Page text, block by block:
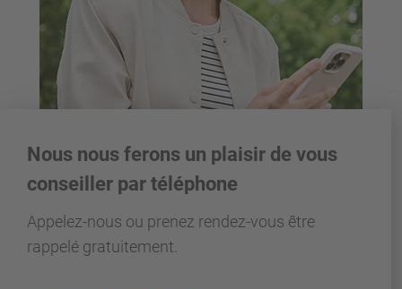
Nous nous ferons un plaisir de vous
conseiller par téléphone
Appelez-nous ou prenez rendez-vous être
rappelé gratuitement.